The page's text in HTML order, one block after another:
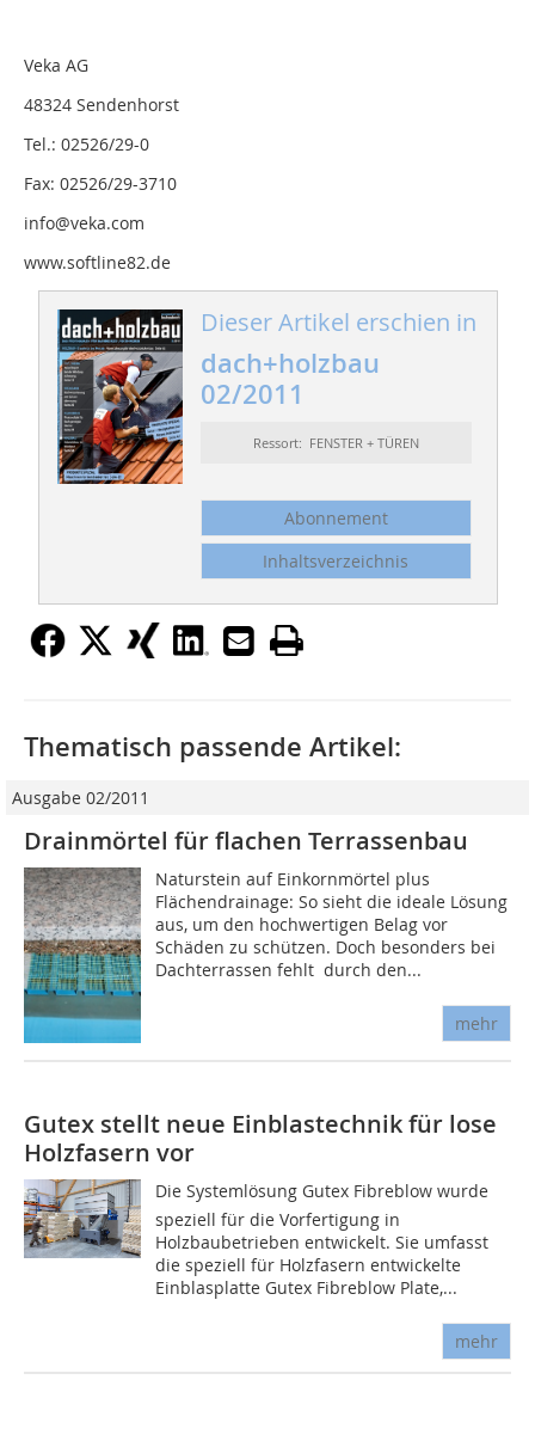
Veka AG
48324 Sendenhorst
Tel.: 02526/29-0
Fax: 02526/29-3710
info@veka.com
www.softline82.de
Dieser Artikel erschien in
dach+holzbau
02/2011
Ressort: FENSTER + TÜREN
Abonnement
Inhaltsverzeichnis
Thematisch passende Artikel:
Ausgabe 02/2011
Drainmörtel für flachen Terrassenbau
Naturstein auf Einkornmörtel plus
Flächendrainage: So sieht die ideale Lösung
aus, um den hochwertigen Belag vor
Schäden zu schützen. Doch besonders bei
Dachterrassen fehlt  durch den...
mehr
Gutex stellt neue Einblastechnik für lose
Holzfasern vor
Die Systemlösung Gutex Fibreblow wurde
speziell für die Vorfertigung in
Holzbaubetrieben entwickelt. Sie umfasst
die speziell für Holzfasern entwickelte
Einblasplatte Gutex Fibreblow Plate,...
mehr